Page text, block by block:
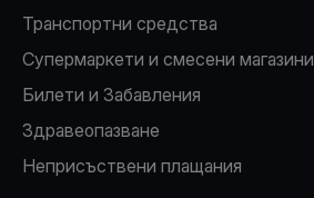
Транспортни средства
Супермаркети и смесени магазини
Билети и Забавления
Здравеопазване
Неприсъствени плащания